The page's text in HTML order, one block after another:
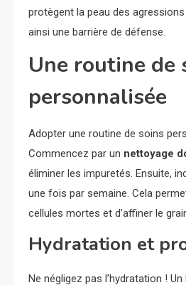
protègent la peau des
ainsi une barrière de défense.
Une routine de
personnalisée
Adopter une routine de soins
Commencez par un nettoyage
éliminer les impuretés. Ensuite,
une fois par semaine. Cela
cellules mortes et d’affiner le
Hydratation et
Ne négligez pas l’hydratation !